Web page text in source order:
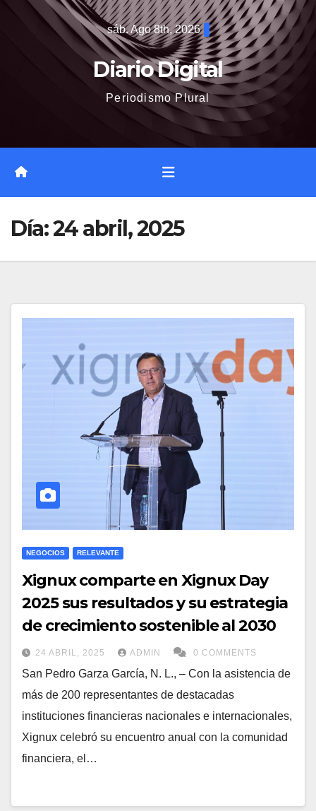
sáb. Ago 8th, 2026
Diario Digital
Periodismo Plural
Día:24 abril, 2025
NEGOCIOS RELEVANTE
Xignux comparte en Xignux Day
2025 sus resultados y su estrategia
de crecimiento sostenible al 2030
24 ABRIL, 2025 ADMIN 0 COMMENTS
San Pedro Garza García, N. L., – Con la asistencia de
más de 200 representantes de destacadas
instituciones financieras nacionales e internacionales,
Xignux celebró su encuentro anual con la comunidad
financiera, el…